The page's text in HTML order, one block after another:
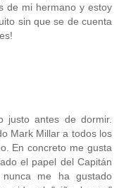
de mi hermano y estoy
sin que se de cuenta
justo antes de dormir.
Mark Millar a todos los
En concreto me gusta
el papel del Capitán
me ha gustado